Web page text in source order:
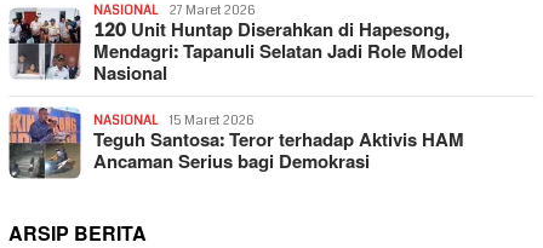
NASIONAL 27 Maret 2026
120 Unit Huntap Diserahkan di Hapesong,
Mendagri: Tapanuli Selatan Jadi Role Model
Nasional
NASIONAL 15 Maret 2026
Teguh Santosa: Teror terhadap Aktivis HAM
Ancaman Serius bagi Demokrasi
ARSIP BERITA